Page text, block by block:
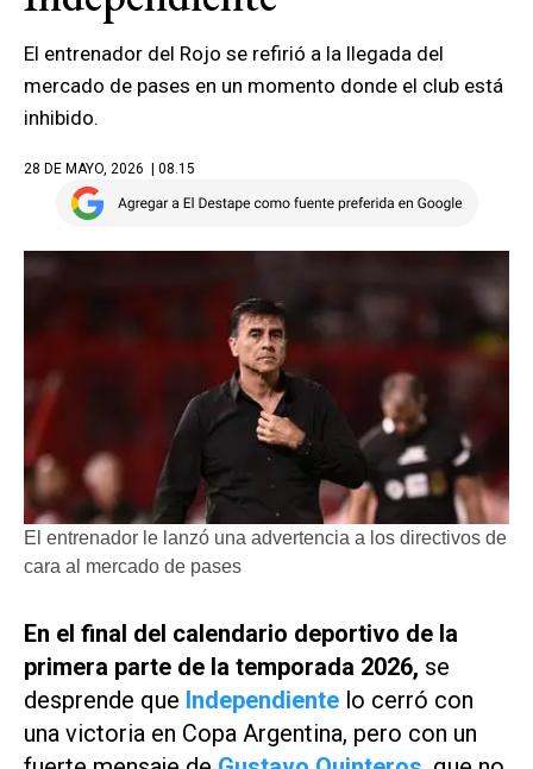
El entrenador del Rojo se refirió a la llegada del
mercado de pases en un momento donde el club está
inhibido.
28 DE MAYO, 2026 | 08.15
El entrenador le lanzó una advertencia a los directivos de
cara al mercado de pases
En el final del calendario deportivo de la
primera parte de la temporada 2026, se
desprende que Independiente lo cerró con
una victoria en Copa Argentina, pero con un